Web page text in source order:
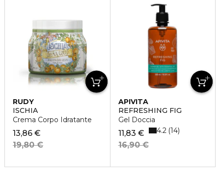
RUDY
ISCHIA
Crema Corpo Idratante
13,86 €
19,80 €
APIVITA
REFRESHING FIG
Gel Doccia
11,83 €
16,90 €
4.2 14